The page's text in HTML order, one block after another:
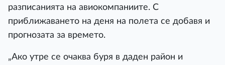
разписанията на авиокомпаниите. С
приближаването на деня на полета се добавя и
прогнозата за времето.
„Ако утре се очаква буря в даден район и